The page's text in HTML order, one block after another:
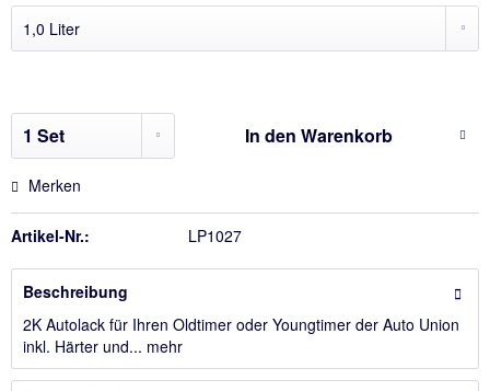
In den Warenkorb
Merken
Artikel-Nr.: LP1027
Beschreibung
2K Autolack für Ihren Oldtimer oder Youngtimer der Auto Union
inkl. Härter und... mehr